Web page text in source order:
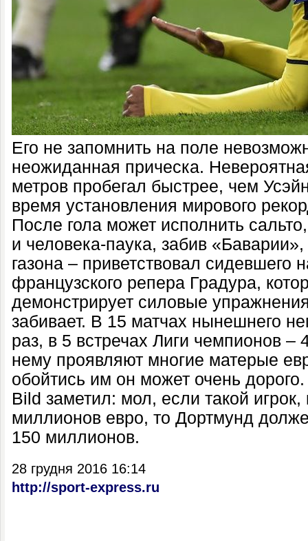
Его не запомнить на поле
неожиданная прическа.
метров пробегал быстрее, чем
время установления мирового
После гола может исполнить
и человека-паука, забив
газона – приветствовал сидевшего
французского репера Градура,
демонстрирует силовые
забивает. В 15 матчах нынешнего
раз, в 5 встречах Лиги чемпионов –
нему проявляют многие матерые
обойтись им он может очень
Bild заметил: мол, если такой игрок,
миллионов евро, то Дортмунд
150 миллионов.
28 грудня 2016 16:14
http://sport-express.ru